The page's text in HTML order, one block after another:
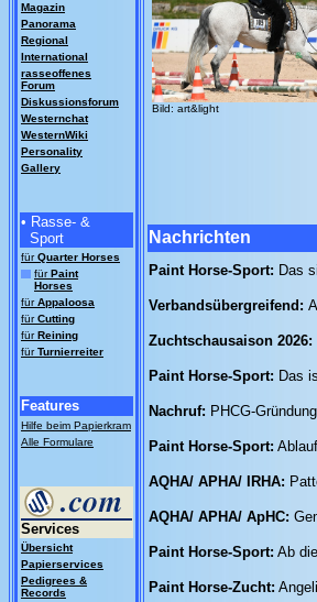
Magazin
Panorama
Regional
International
rasseoffenes
Forum
Diskussionsforum
Westernchat
WesternWiki
Personality
Gallery
• Rasse- &
Sport
fürQuarter Horses
fürPaint
Horses
fürAppaloosa
fürCutting
fürReining
fürTurnierreiter
Features
Hilfe beim Papierkram
Alle Formulare
Services
Übersicht
Papierservices
Pedigrees &
Records
Bild: art&light
Nachrichten
Paint Horse-Sport: Das
Verbandsübergreifend:
Zuchtschausaison 2026:
Paint Horse-Sport: Das
Nachruf: PHCG-
Paint Horse-Sport:
AQHA/ APHA/ IRHA:
AQHA/ APHA/ ApHC:
Paint Horse-Sport: Ab
Paint Horse-Zucht: